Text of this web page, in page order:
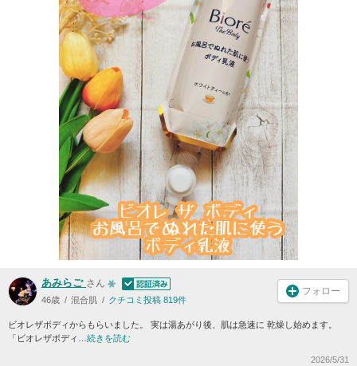
あみらご さん
46歳 混合肌 クチコミ投稿 819件
フォロー
ビオレザボディからもらいました。 実は湯あがり後、肌は急速に 乾燥し始めます。
「ビオレザボディ… 続きを読む
2026/5/31